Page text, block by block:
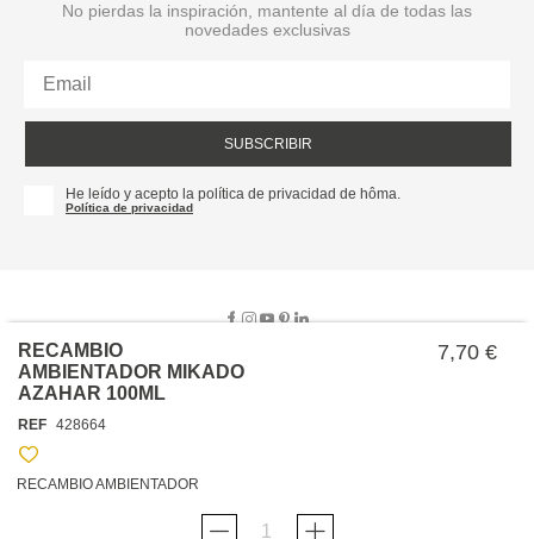
RECAMBIO
AMBIENTADOR MIKADO
AZAHAR 100ML
7,70 €
REF 428664
RECAMBIO AMBIENTADOR
No pierdas la inspiración, mantente al día de todas las
novedades exclusivas
SUBSCRIBIR
He leído y acepto la política de privacidad de hôma.
Política de privacidad
TRABAJA CON NOSOTROS
TARJETA HAPPY
PROTECCIÓN DE DATOS